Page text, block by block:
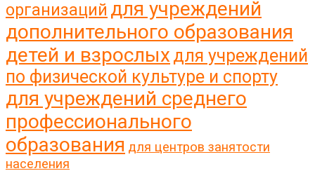
организаций для учреждений
дополнительного образования
детей и взрослых для учреждений
по физической культуре и спорту
для учреждений среднего
профессионального
образования для центров занятости
населения